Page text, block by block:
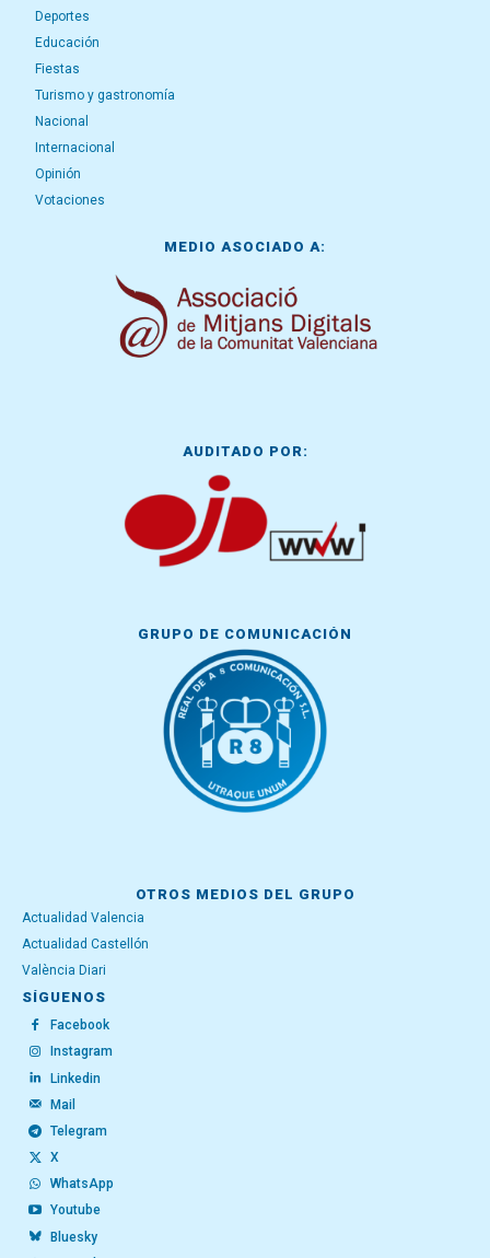
Deportes
Educación
Fiestas
Turismo y gastronomía
Nacional
Internacional
Opinión
Votaciones
MEDIO ASOCIADO A:
AUDITADO POR:
GRUPO DE COMUNICACIÓN
OTROS MEDIOS DEL GRUPO
Actualidad Valencia
Actualidad Castellón
València Diari
SÍGUENOS
Facebook
Instagram
Linkedin
Mail
Telegram
X
WhatsApp
Youtube
Bluesky